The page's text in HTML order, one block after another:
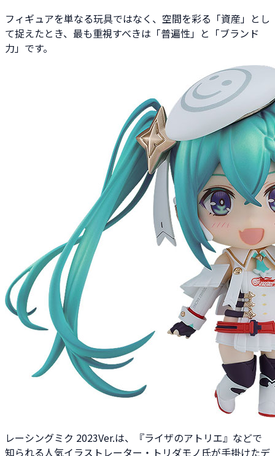
フィギュアを単なる玩具ではなく、空間を彩る「資産」とし
て捉えたとき、最も重視すべきは「普遍性」と「ブランド
力」です。
レーシングミク 2023Ver.は、『ライザのアトリエ』などで
知られる人気イラストレーター・トリダモノ氏が手掛けたデ